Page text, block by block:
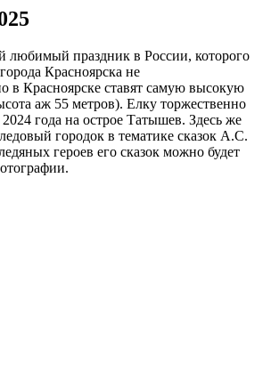
праздник в России, которого
Красноярска не
в Красноярске ставят самую высокую
аж 55 метров). Елку торжественно
года на острое Татышев. Здесь же
городок в тематике сказок А.С.
героев его сказок можно будет